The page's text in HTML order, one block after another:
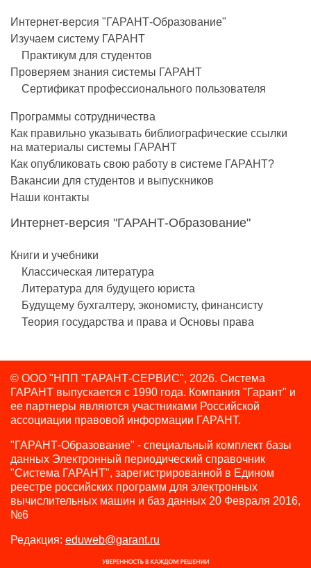
Интернет-версия "ГАРАНТ-Образование"
Изучаем систему ГАРАНТ
Практикум для студентов
Проверяем знания системы ГАРАНТ
Сертификат профессионального пользователя
Программы сотрудничества
Как правильно указывать библиографические ссылки
на материалы системы ГАРАНТ
Как опубликовать свою работу в системе ГАРАНТ?
Вакансии для студентов и выпускников
Наши контакты
Интернет-версия "ГАРАНТ-Образование"
Книги и учебники
Классическая литература
Литература для будущего юриста
Будущему бухгалтеру, экономисту, финансисту
Теория государства и права и Основы права
© ООО "НПП "ГАРАНТ-СЕРВИС", 2026. Система
ГАРАНТ выпускается с 1990 года. Компания "Гарант" и
ее партнеры являются участниками Российской
ассоциации правовой информации ГАРАНТ.
"ГАРАНТ-Образование" - специальный комплект базы
данных Электронный периодический справочник
"Система ГАРАНТ", зарегистрированной в Едином
реестре российских программ для электронных
вычислительных машин и баз данных 20 Февраля 2016,
№6
Редакция: eduweb@garant.ru